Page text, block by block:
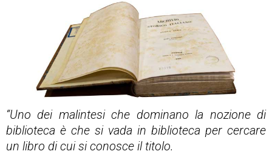
“Uno dei malintesi che dominano la nozione di
biblioteca è che si vada in biblioteca per cercare
un libro di cui si conosce il titolo.